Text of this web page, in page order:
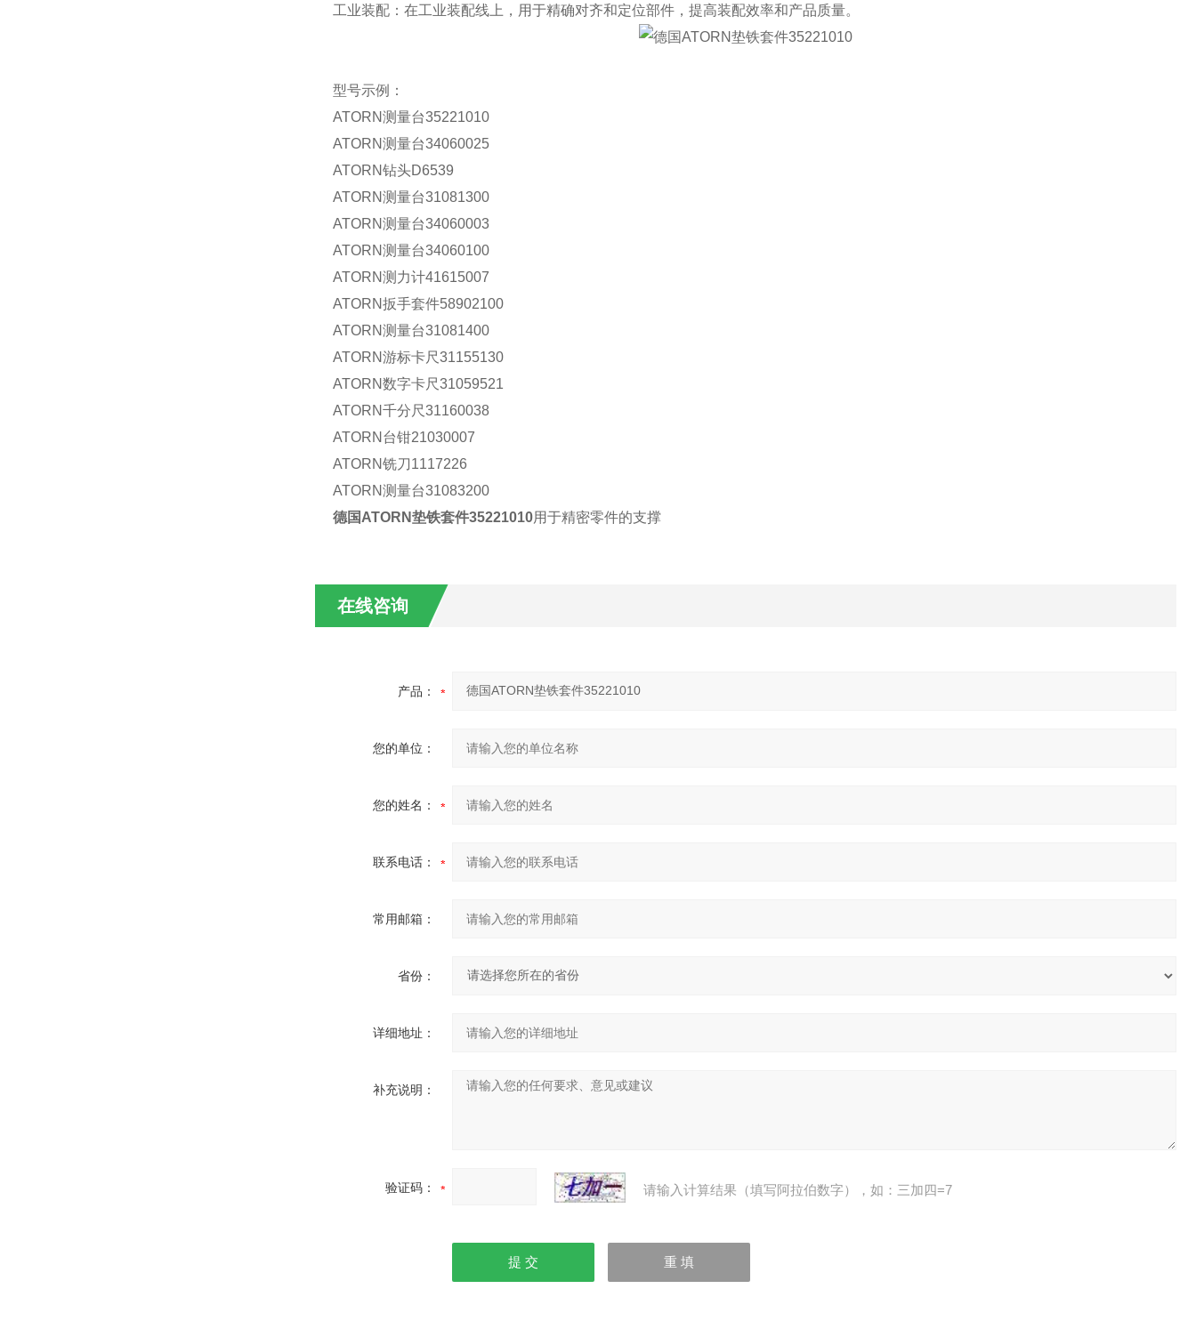
工业装配：在工业装配线上，用于精确对齐和定位部件，提高装配效率和产品质量。
型号示例：
ATORN测量台35221010
ATORN测量台34060025
ATORN钻头D6539
ATORN测量台31081300
ATORN测量台34060003
ATORN测量台34060100
ATORN测力计41615007
ATORN扳手套件58902100
ATORN测量台31081400
ATORN游标卡尺31155130
ATORN数字卡尺31059521
ATORN千分尺31160038
ATORN 台钳21030007
ATORN铣刀1117226
ATORN测量台31083200
德国ATORN垫铁套件35221010用于精密零件的支撑
在线咨询
产品：
您的单位：
您的姓名：
联系电话：
常用邮箱：
省份：
详细地址：
补充说明：
验证码： 请输入计算结果（填写阿拉伯数字），如：三加四=7